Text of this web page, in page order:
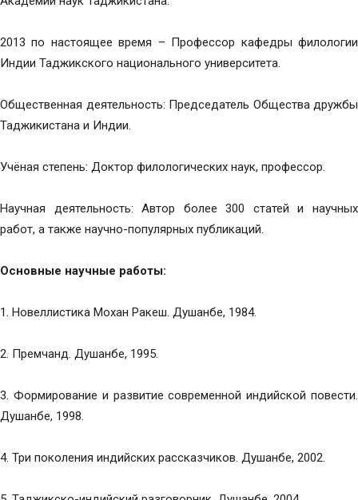
2013 по настоящее время – Профессор кафедры филологии
Индии Таджикского национального университета.
Общественная деятельность: Председатель Общества дружбы
Таджикистана и Индии.
Учёная степень: Доктор филологических наук, профессор.
Научная деятельность: Автор более 300 статей и научных
работ, а также научно-популярных публикаций.
Основные научные работы:
1. Новеллистика Мохан Ракеш. Душанбе, 1984.
2. Премчанд. Душанбе, 1995.
3. Формирование и развитие современной индийской повести.
Душанбе, 1998.
4. Три поколения индийских рассказчиков. Душанбе, 2002.